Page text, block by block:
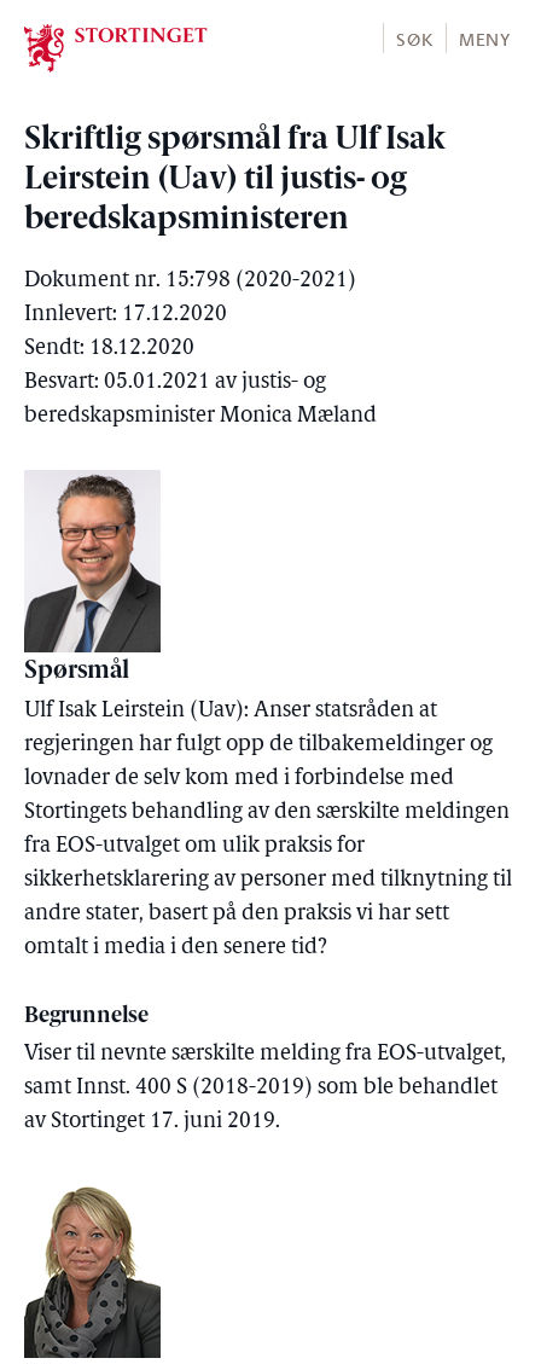
Stortinget.no
SØK MENY
Skriftlig spørsmål fra Ulf Isak
Leirstein (Uav) til justis- og
beredskapsministeren
Dokument nr. 15:798 (2020-2021)
Innlevert: 17.12.2020
Sendt: 18.12.2020
Besvart: 05.01.2021 av justis- og
beredskapsminister Monica Mæland
Spørsmål
Ulf Isak Leirstein (Uav): Anser statsråden at
regjeringen har fulgt opp de tilbakemeldinger og
lovnader de selv kom med i forbindelse med
Stortingets behandling av den særskilte meldingen
fra EOS-utvalget om ulik praksis for
sikkerhetsklarering av personer med tilknytning til
andre stater, basert på den praksis vi har sett
omtalt i media i den senere tid?
Begrunnelse
Viser til nevnte særskilte melding fra EOS-utvalget,
samt Innst. 400 S (2018-2019) som ble behandlet
av Stortinget 17. juni 2019.